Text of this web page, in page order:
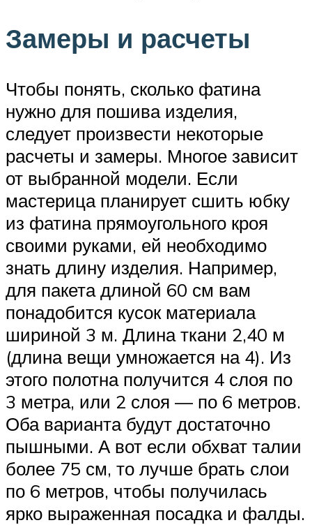
Замеры и расчеты
Чтобы понять, сколько фатина
нужно для пошива изделия,
следует произвести некоторые
расчеты и замеры. Многое зависит
от выбранной модели. Если
мастерица планирует сшить юбку
из фатина прямоугольного кроя
своими руками, ей необходимо
знать длину изделия. Например,
для пакета длиной 60 см вам
понадобится кусок материала
шириной 3 м. Длина ткани 2,40 м
(длина вещи умножается на 4). Из
этого полотна получится 4 слоя по
3 метра, или 2 слоя — по 6 метров.
Оба варианта будут достаточно
пышными. А вот если обхват талии
более 75 см, то лучше брать слои
по 6 метров, чтобы получилась
ярко выраженная посадка и фалды.